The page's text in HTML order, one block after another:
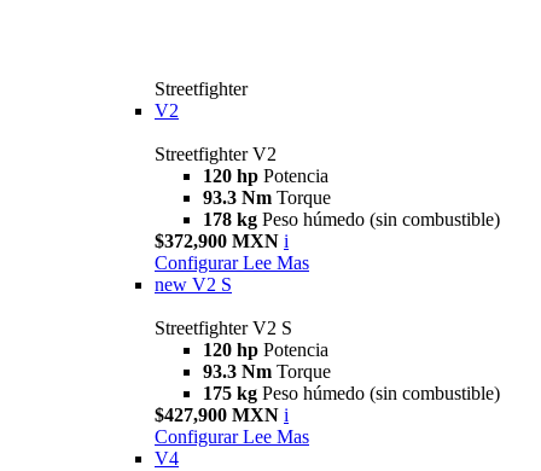
Streetfighter
V2
Streetfighter V2
120 hp Potencia
93.3 Nm Torque
178 kg Peso húmedo (sin combustible)
$372,900 MXN i
Configurar Lee Mas
new V2 S
Streetfighter V2 S
120 hp Potencia
93.3 Nm Torque
175 kg Peso húmedo (sin combustible)
$427,900 MXN i
Configurar Lee Mas
V4